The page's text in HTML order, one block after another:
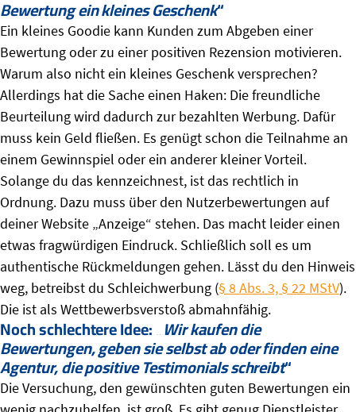
Bewertung ein kleines Geschenk“
Ein kleines Goodie kann Kunden zum Abgeben einer
Bewertung oder zu einer positiven Rezension motivieren.
Warum also nicht ein kleines Geschenk versprechen?
Allerdings hat die Sache einen Haken: Die freundliche
Beurteilung wird dadurch zur bezahlten Werbung. Dafür
muss kein Geld fließen. Es genügt schon die Teilnahme an
einem Gewinnspiel oder ein anderer kleiner Vorteil.
Solange du das kennzeichnest, ist das rechtlich in
Ordnung. Dazu muss über den Nutzerbewertungen auf
deiner Website „Anzeige“ stehen. Das macht leider einen
etwas fragwürdigen Eindruck. Schließlich soll es um
authentische Rückmeldungen gehen. Lässt du den Hinweis
weg, betreibst du Schleichwerbung (§ 8 Abs. 3, § 22 MStV).
Die ist als Wettbewerbsverstoß abmahnfähig.
Noch schlechtere Idee: „Wir kaufen die
Bewertungen, geben sie selbst ab oder finden eine
Agentur, die positive Testimonials schreibt“
Die Versuchung, den gewünschten guten Bewertungen ein